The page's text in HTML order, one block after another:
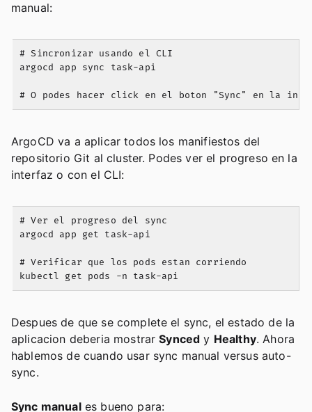
manual:
# Sincronizar usando el CLI
argocd app sync task-api
ArgoCD va a aplicar todos los manifiestos del
repositorio Git al cluster. Podes ver el progreso en la
interfaz o con el CLI:
# Ver el progreso del sync
argocd app get task-api
# Verificar que los pods estan corriendo
Despues de que se complete el sync, el estado de la
aplicacion deberia mostrarSynced y Healthy. Ahora
hablemos de cuando usar sync manual versus auto-
sync.
Sync manuales bueno para: